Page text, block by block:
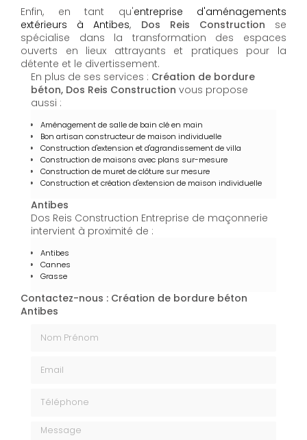
Enfin, en tant qu'entreprise d'aménagements
extérieurs à Antibes, Dos Reis Construction se
spécialise dans la transformation des espaces
ouverts en lieux attrayants et pratiques pour la
détente et le divertissement.
En plus de ses services : Création de bordure
béton, Dos Reis Construction vous propose
aussi :
Aménagement de salle de bain clé en main
Bon artisan constructeur de maison individuelle
Construction d'extension et d'agrandissement de villa
Construction de maisons avec plans sur-mesure
Construction de muret de clôture sur mesure
Construction et création d'extension de maison individuelle
Antibes
Dos Reis Construction Entreprise de maçonnerie
intervient à proximité de :
Antibes
Cannes
Grasse
Contactez-nous : Création de bordure béton
Antibes
Message